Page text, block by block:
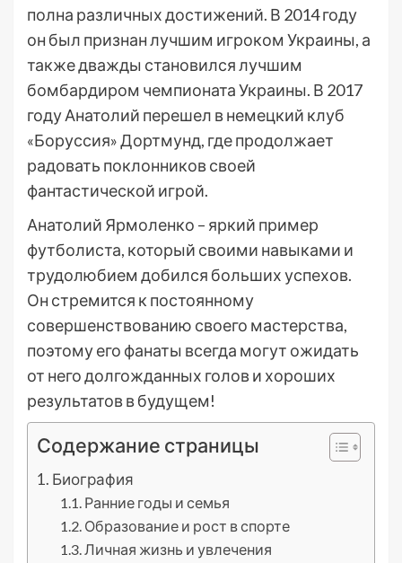
полна различных достижений. В 2014 году
он был признан лучшим игроком Украины, а
также дважды становился лучшим
бомбардиром чемпионата Украины. В 2017
году Анатолий перешел в немецкий клуб
«Боруссия» Дортмунд, где продолжает
радовать поклонников своей
фантастической игрой.
Анатолий Ярмоленко – яркий пример
футболиста, который своими навыками и
трудолюбием добился больших успехов.
Он стремится к постоянному
совершенствованию своего мастерства,
поэтому его фанаты всегда могут ожидать
от него долгожданных голов и хороших
результатов в будущем!
Содержание страницы
Биография
Ранние годы и семья
Образование и рост в спорте
Личная жизнь и увлечения